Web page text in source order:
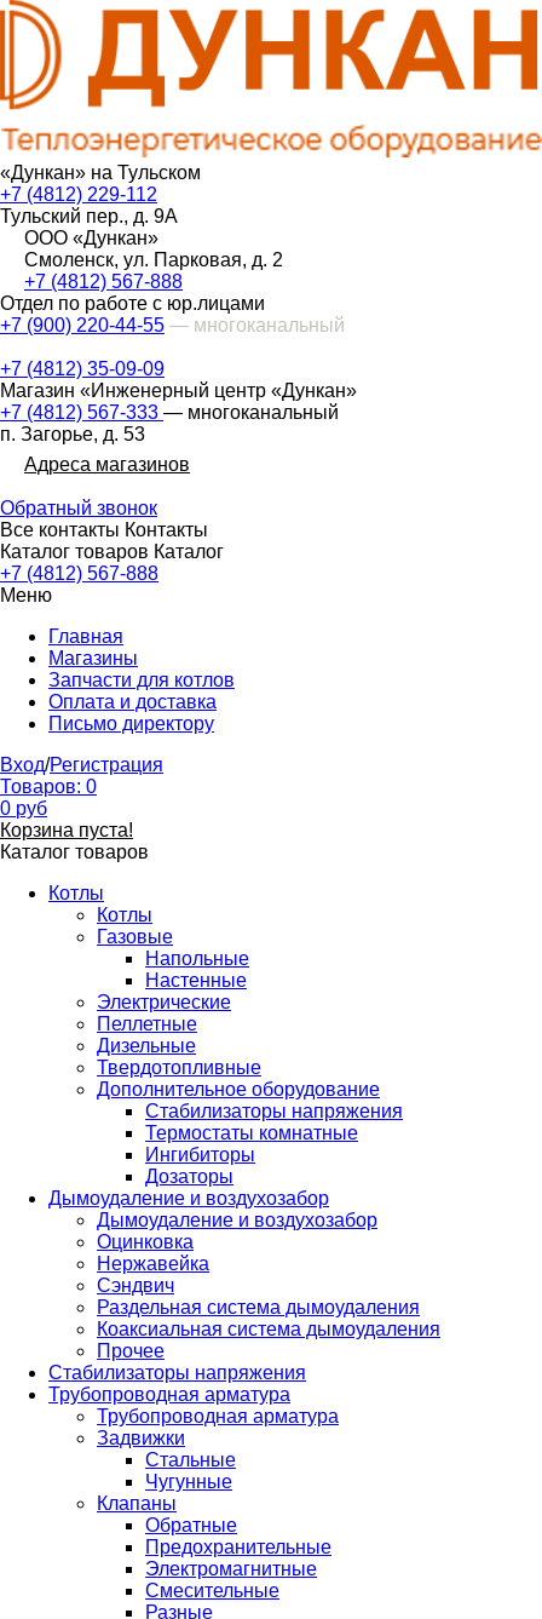
«Дункан» на Тульском
+7 (4812) 229-112
Тульский пер., д. 9А
ООО «Дункан»
Смоленск, ул. Парковая, д. 2
+7 (4812) 567-888
Отдел по работе с юр.лицами
+7 (900) 220-44-55 — многоканальный
+7 (4812) 35-09-09
Магазин «Инженерный центр «Дункан»
+7 (4812) 567-333 — многоканальный
п. Загорье, д. 53
Адреса магазинов
Обратный звонок
Все контакты Контакты
Каталог товаров Каталог
+7 (4812) 567-888
Меню
Главная
Магазины
Запчасти для котлов
Оплата и доставка
Письмо директору
Вход/Регистрация
Товаров: 0
0 руб
Корзина пуста!
Каталог товаров
Котлы
Котлы
Газовые
Напольные
Настенные
Электрические
Пеллетные
Дизельные
Твердотопливные
Дополнительное оборудование
Стабилизаторы напряжения
Термостаты комнатные
Ингибиторы
Дозаторы
Дымоудаление и воздухозабор
Дымоудаление и воздухозабор
Оцинковка
Нержавейка
Сэндвич
Раздельная система дымоудаления
Коаксиальная система дымоудаления
Прочее
Стабилизаторы напряжения
Трубопроводная арматура
Трубопроводная арматура
Задвижки
Стальные
Чугунные
Клапаны
Обратные
Предохранительные
Электромагнитные
Смесительные
Разные